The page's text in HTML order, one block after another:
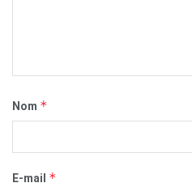
Nom *
E-mail *